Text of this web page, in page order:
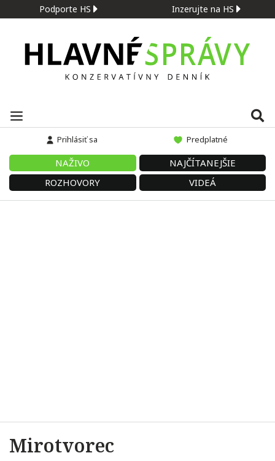
Podporte HS Inzerujte na HS
Prihlásiť sa Predplatné
NAŽIVO
NAJČÍTANEJŠIE
ROZHOVORY
VIDEÁ
Mirotvorec